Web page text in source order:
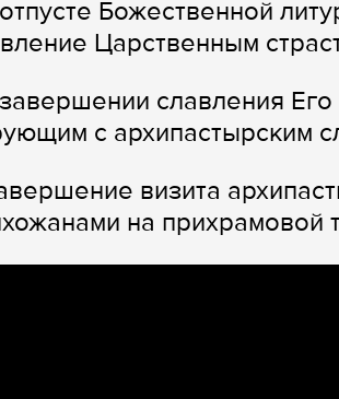
Божественной
Царственным
славления
с архипастырским
визита
на прихрамовой